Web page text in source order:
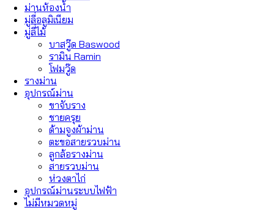
ม่านห้องน้ำ
มู่ลี่อลูมิเนียม
มู่ลี่ไม้
บาสวู๊ด Baswood
รามิน Ramin
โฟมวู๊ด
รางม่าน
อุปกรณ์ม่าน
ขาจับราง
ชายครุย
ด้ามจูงผ้าม่าน
ตะขอสายรวบม่าน
ลูกล้อรางม่าน
สายรวบม่าน
ห่วงตาไก่
อุปกรณ์ม่านระบบไฟฟ้า
ไม่มีหมวดหมู่